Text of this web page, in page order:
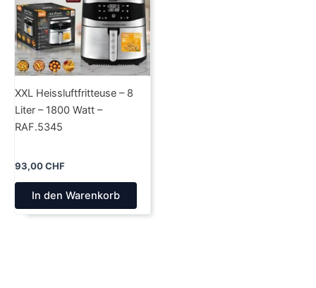
XXL Heissluftfritteuse – 8
Liter – 1800 Watt –
RAF.5345
93,00CHF
In den Warenkorb